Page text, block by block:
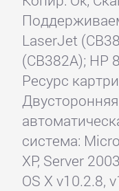
LaserJet
(CB382A); HP
Ресурс
система:
XP, Server
OS X v10.2.8,